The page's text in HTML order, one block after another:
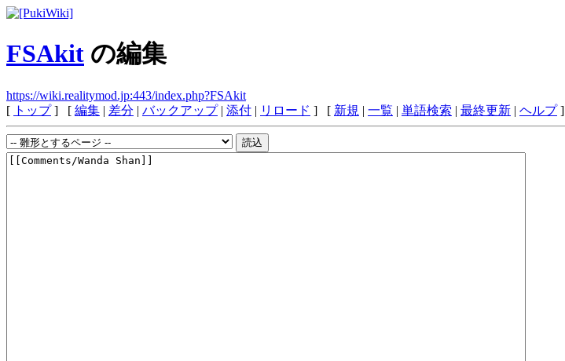
FSAkit の編集
https://wiki.realitymod.jp:443/index.php?FSAkit
[ トップ] [ 編集 | 差分 | バックアップ| 添付 | リロード ] [ 新規 | 一覧 | 単語検索 | 最終更新 | ヘルプ]